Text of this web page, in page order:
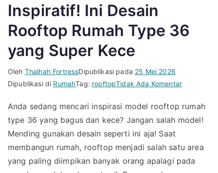
Inspiratif! Ini Desain
Rooftop Rumah Type 36
yang Super Kece
Oleh Thalhah FortressDipublikasi pada 25 Mei 2026
Dipublikasi di RumahTag: rooftopTidak Ada Komentarpada
Ini
Desain
Rumah
Type
Anda sedang mencari inspirasi model rooftop rumah
type 36 yang bagus dan kece? Jangan salah model!
Mending gunakan desain seperti ini aja! Saat
membangun rumah, rooftop menjadi salah satu area
yang paling diimpikan banyak orang apalagi pada